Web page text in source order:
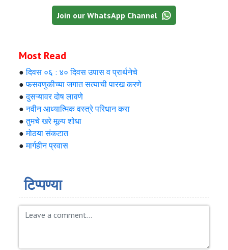
Join our WhatsApp Channel
Most Read
●दिवस ०६ : ४० दिवस उपास व प्रार्थनेचे
●फसवणुकीच्या जगात सत्याची पारख करणे
●दुसऱ्यावर दोष लावणे
●नवीन आध्यात्मिक वस्त्रे परिधान करा
●तुमचे खरे मूल्य शोधा
●मोठया संकटात
●मार्गहीन प्रवास
टिप्पण्या